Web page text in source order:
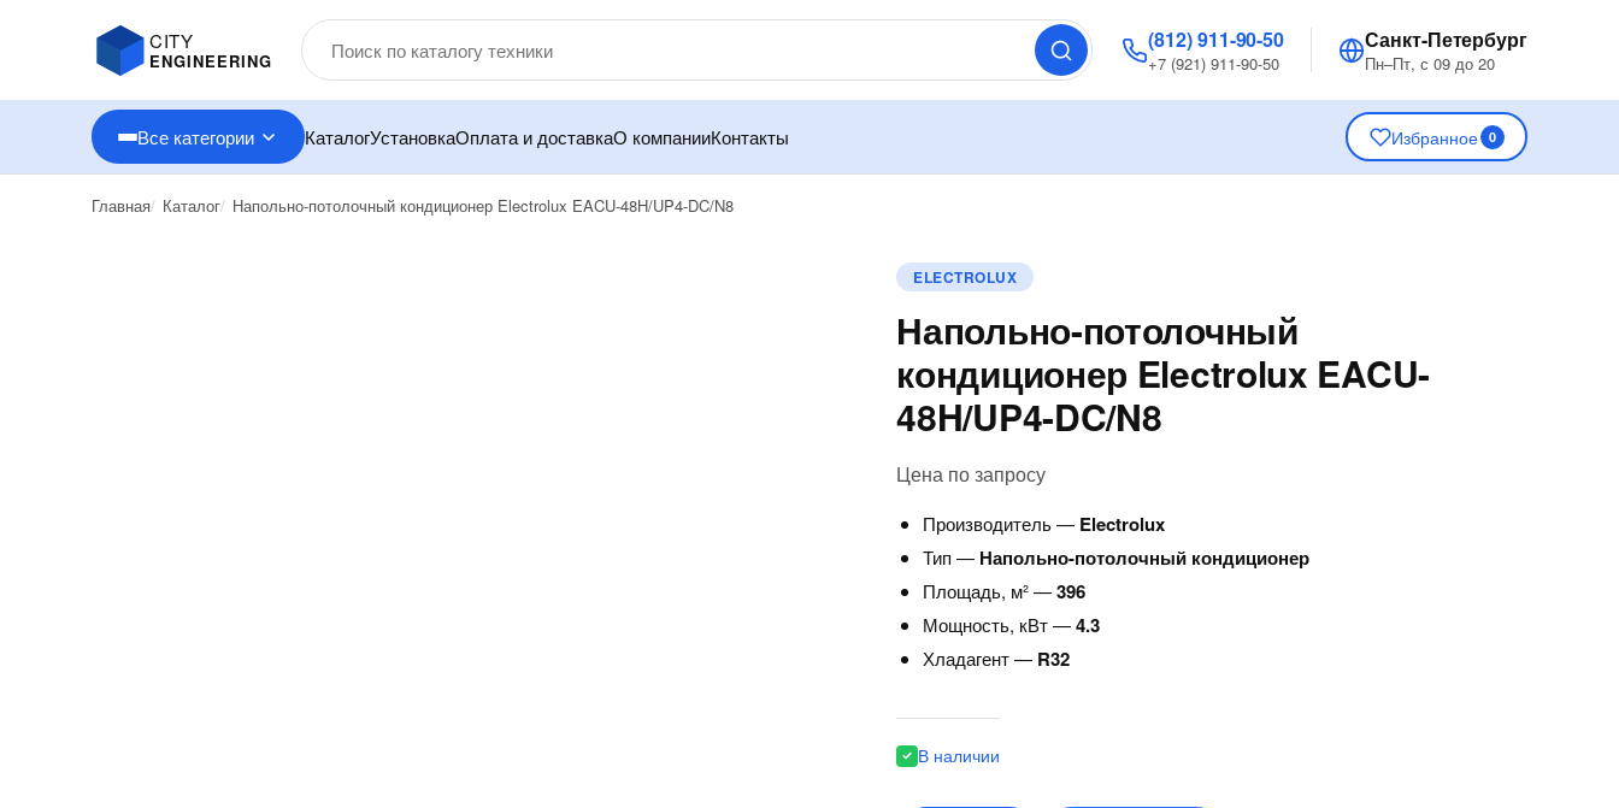
CITY
ENGINEERING
(812) 911-90-50
+7 (921) 911-90-50
Санкт-Петербург
Пн–Пт, с 09 до 20
Все категории КаталогУстановкаОплата и доставкаО компанииКонтакты Избранное 0
Главная Каталог Напольно-потолочный кондиционер Electrolux EACU-48H/UP4-DC/N8
ELECTROLUX
Напольно-потолочный
кондиционер Electrolux EACU-
48H/UP4-DC/N8
Цена по запросу
Производитель — Electrolux
Тип — Напольно-потолочный кондиционер
Площадь, м² —396
Мощность, кВт —4.3
Хладагент — R32
В наличии